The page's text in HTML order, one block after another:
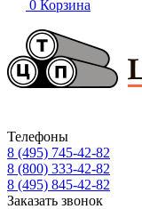
0 Корзина
Телефоны
8 (495) 745-42-82
8 (800) 333-42-82
8 (495) 845-42-82
Заказать звонок